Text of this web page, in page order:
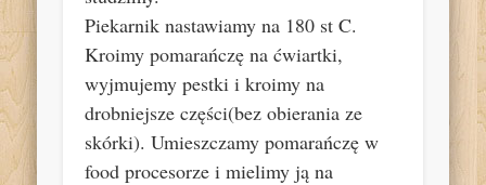
Piekarnik nastawiamy na 180 st C.
Kroimy pomarańczę na ćwiartki,
wyjmujemy pestki i kroimy na
drobniejsze części(bez obierania ze
skórki). Umieszczamy pomarańczę w
food procesorze i mielimy ją na